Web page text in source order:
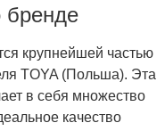
крупнейшей частью
TOYA (Польша). Эта
в себя множество
качество